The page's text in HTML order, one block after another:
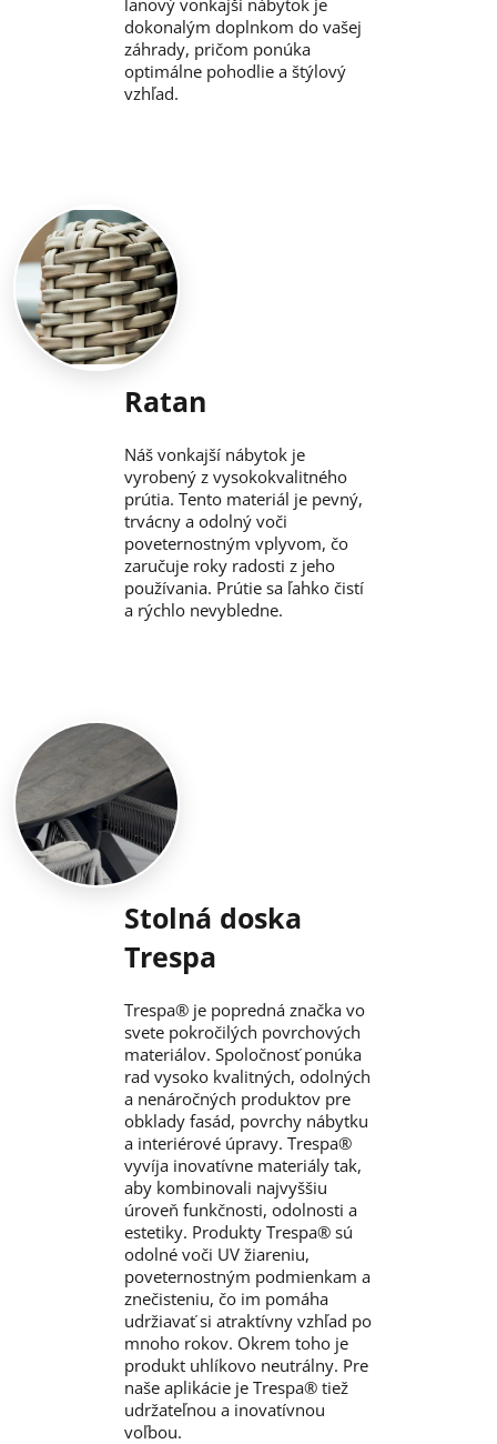
dokonalým doplnkom do vašej
záhrady, pričom ponúka
optimálne pohodlie a štýlový
vzhľad.
Ratan
Náš vonkajší nábytok je
vyrobený z vysokokvalitného
prútia. Tento materiál je pevný,
trvácny a odolný voči
poveternostným vplyvom, čo
zaručuje roky radosti z jeho
používania. Prútie sa ľahko čistí
a rýchlo nevybledne.
Stolná doska
Trespa
Trespa® je popredná značka vo
svete pokročilých povrchových
materiálov. Spoločnosť ponúka
rad vysoko kvalitných, odolných
a nenáročných produktov pre
obklady fasád, povrchy nábytku
a interiérové úpravy. Trespa®
vyvíja inovatívne materiály tak,
aby kombinovali najvyššiu
úroveň funkčnosti, odolnosti a
estetiky. Produkty Trespa® sú
odolné voči UV žiareniu,
poveternostným podmienkam a
znečisteniu, čo im pomáha
udržiavať si atraktívny vzhľad po
mnoho rokov. Okrem toho je
produkt uhlíkovo neutrálny. Pre
naše aplikácie je Trespa® tiež
udržateľnou a inovatívnou
voľbou.